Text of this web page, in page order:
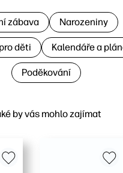
by vás mohlo zajímat
zábava Narozeniny
děti Kalendáře a
Poděkování